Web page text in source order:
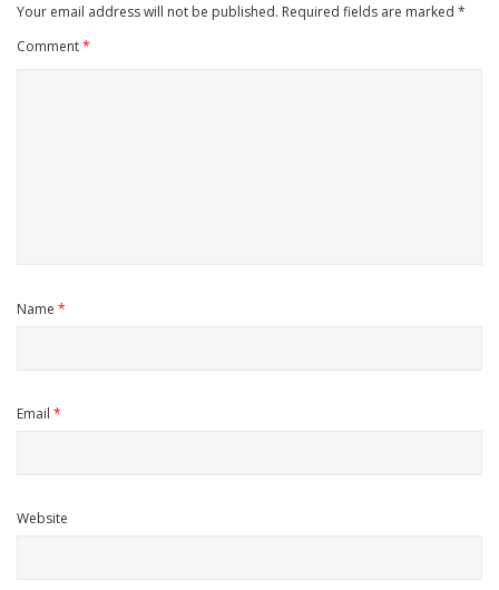
Your email address will not be published. Required fields are marked *
Comment*
Name *
Email *
Website